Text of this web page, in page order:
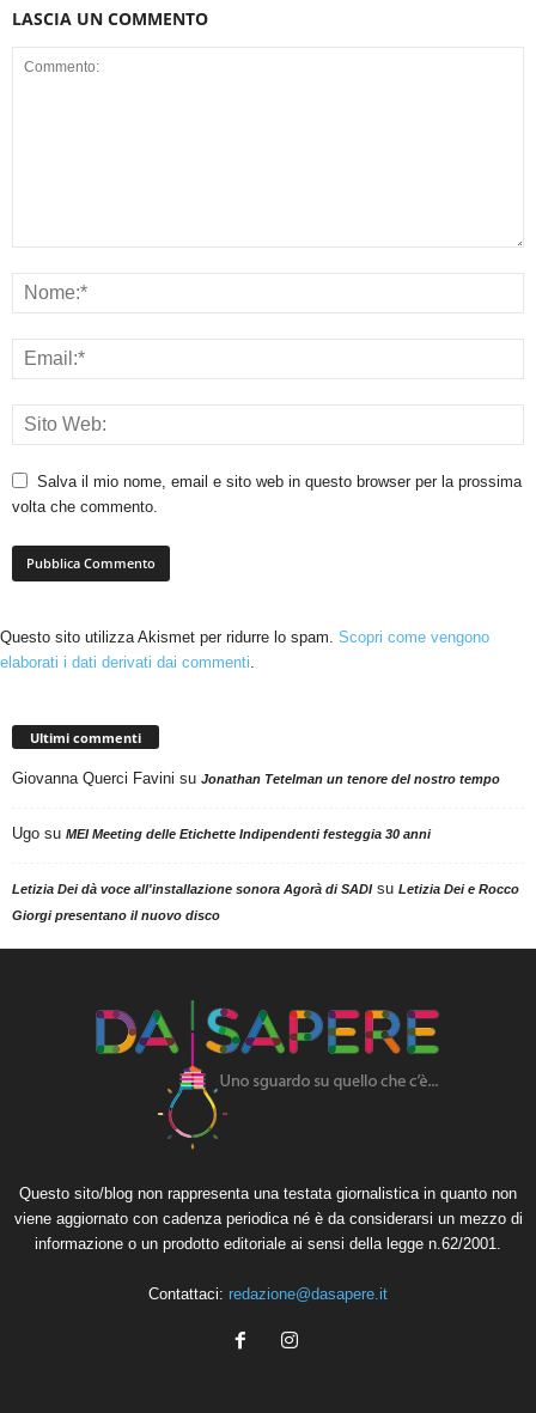
LASCIA UN COMMENTO
Salva il mio nome, email e sito web in questo browser per la prossima
volta che commento.
Questo sito utilizza Akismet per ridurre lo spam. Scopri come vengono
elaborati i dati derivati dai commenti.
Ultimi commenti
Giovanna Querci Favini su Jonathan Tetelman un tenore del nostro tempo
Ugo su MEI Meeting delle Etichette Indipendenti festeggia 30 anni
Letizia Dei dà voce all'installazione sonora Agorà di SADIsu Letizia Dei e Rocco
Giorgi presentano il nuovo disco
Questo sito/blog non rappresenta una testata giornalistica in quanto non
viene aggiornato con cadenza periodica né è da considerarsi un mezzo di
informazione o un prodotto editoriale ai sensi della legge n.62/2001.
Contattaci: redazione@dasapere.it